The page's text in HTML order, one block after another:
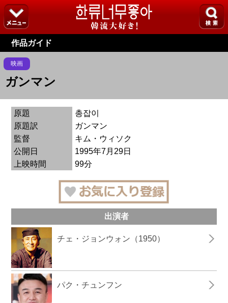
作品ガイド
映画
ガンマン
原題
총잡이
原題訳
ガンマン
監督
キム・ウィソク
公開日
1995年7月29日
上映時間
99分
出演者
チェ・ジョンウォン（1950）
パク・チュンフン